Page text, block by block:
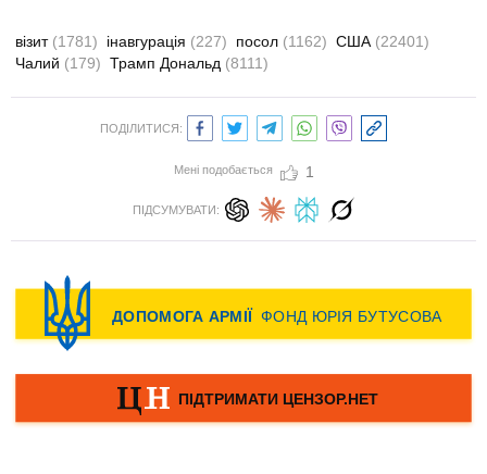
візит (1781) інавгурація (227) посол (1162) США (22401)
Чалий (179) Трамп Дональд (8111)
ПОДІЛИТИСЯ:
Мені подобається 1
ПІДСУМУВАТИ: